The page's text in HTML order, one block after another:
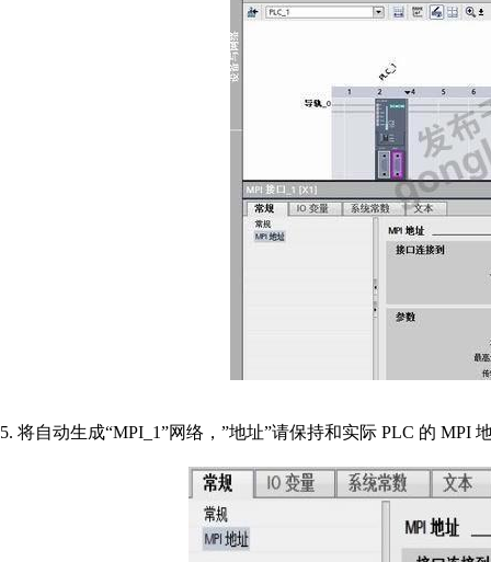
5. 将自动生成“MPI_1”网络，”地址”请保持和实际 PLC 的 MPI